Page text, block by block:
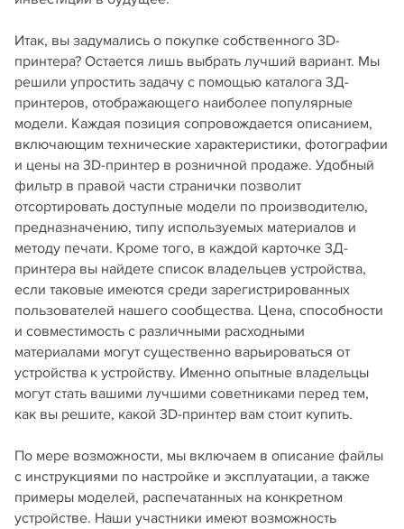
Итак, вы задумались о покупке собственного 3D-
принтера? Остается лишь выбрать лучший вариант. Мы
решили упростить задачу с помощью каталога 3Д-
принтеров, отображающего наиболее популярные
модели. Каждая позиция сопровождается описанием,
включающим технические характеристики, фотографии
и цены на 3D-принтер в розничной продаже. Удобный
фильтр в правой части странички позволит
отсортировать доступные модели по производителю,
предназначению, типу используемых материалов и
методу печати. Кроме того, в каждой карточке 3Д-
принтера вы найдете список владельцев устройства,
если таковые имеются среди зарегистрированных
пользователей нашего сообщества. Цена, способности
и совместимость с различными расходными
материалами могут существенно варьироваться от
устройства к устройству. Именно опытные владельцы
могут стать вашими лучшими советниками перед тем,
как вы решите, какой 3D-принтер вам стоит купить.
По мере возможности, мы включаем в описание файлы
с инструкциями по настройке и эксплуатации, а также
примеры моделей, распечатанных на конкретном
устройстве. Наши участники имеют возможность